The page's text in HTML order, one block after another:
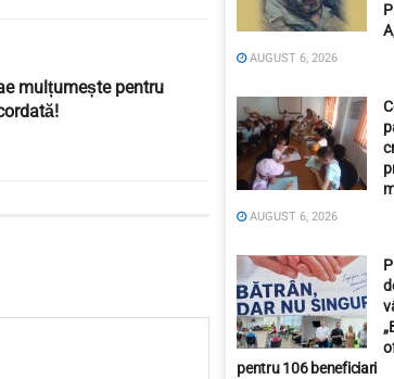
mulțumește pentru
AUGUST 6, 2026
AUGUST 6, 2026
pentru 106 beneficiari